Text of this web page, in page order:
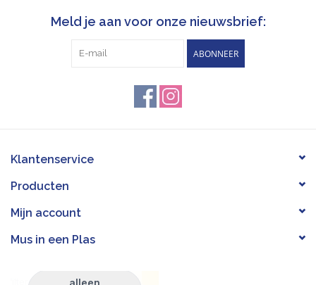
Meld je aan voor onze nieuwsbrief:
ABONNEER
Klantenservice
Producten
Mijn account
Mus in een Plas